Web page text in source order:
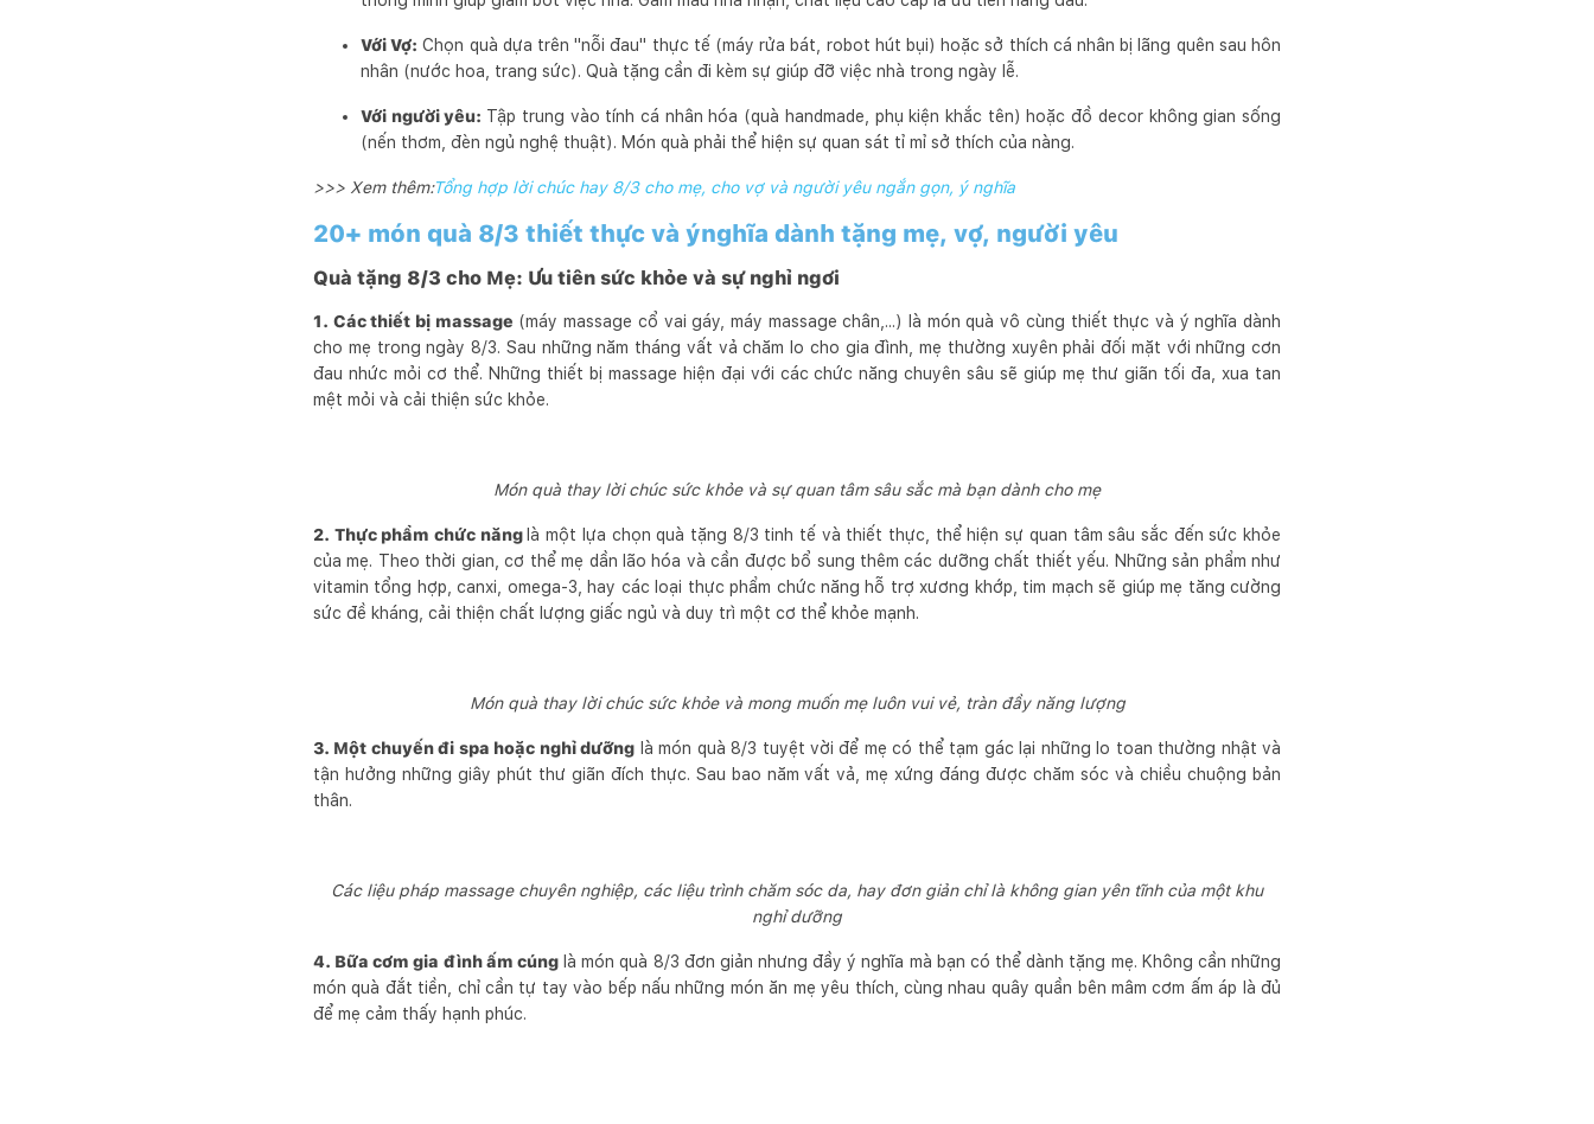
Với Vợ: Chọn quà dựa trên "nỗi đau" thực tế (máy rửa bát, robot hút bụi) hoặc sở thích cá nhân bị lãng quên sau hôn
nhân (nước hoa, trang sức). Quà tặng cần đi kèm sự giúp đỡ việc nhà trong ngày lễ.
Với người yêu: Tập trung vào tính cá nhân hóa (quà handmade, phụ kiện khắc tên) hoặc đồ decor không gian sống
(nến thơm, đèn ngủ nghệ thuật). Món quà phải thể hiện sự quan sát tỉ mỉ sở thích của nàng.
>>> Xem thêm:Tổng hợp lời chúc hay 8/3 cho mẹ, cho vợ và người yêu ngắn gọn, ý nghĩa
20+ món quà 8/3 thiết thực và ýnghĩa dành tặng mẹ, vợ, người yêu
Quà tặng 8/3 cho Mẹ: Ưu tiên sức khỏe và sự nghỉ ngơi
1. Các thiết bị massage (máy massage cổ vai gáy, máy massage chân,...) là món quà vô cùng thiết thực và ý nghĩa dành
cho mẹ trong ngày 8/3. Sau những năm tháng vất vả chăm lo cho gia đình, mẹ thường xuyên phải đối mặt với những cơn
đau nhức mỏi cơ thể. Những thiết bị massage hiện đại với các chức năng chuyên sâu sẽ giúp mẹ thư giãn tối đa, xua tan
mệt mỏi và cải thiện sức khỏe.
Món quà thay lời chúc sức khỏe và sự quan tâm sâu sắc mà bạn dành cho mẹ
2. Thực phẩm chức năng là một lựa chọn quà tặng 8/3 tinh tế và thiết thực, thể hiện sự quan tâm sâu sắc đến sức khỏe
của mẹ. Theo thời gian, cơ thể mẹ dần lão hóa và cần được bổ sung thêm các dưỡng chất thiết yếu. Những sản phẩm như
vitamin tổng hợp, canxi, omega-3, hay các loại thực phẩm chức năng hỗ trợ xương khớp, tim mạch sẽ giúp mẹ tăng cường
sức đề kháng, cải thiện chất lượng giấc ngủ và duy trì một cơ thể khỏe mạnh.
Món quà thay lời chúc sức khỏe và mong muốn mẹ luôn vui vẻ, tràn đầy năng lượng
3. Một chuyến đi spa hoặc nghỉ dưỡng là món quà 8/3 tuyệt vời để mẹ có thể tạm gác lại những lo toan thường nhật và
tận hưởng những giây phút thư giãn đích thực. Sau bao năm vất vả, mẹ xứng đáng được chăm sóc và chiều chuộng bản
thân.
Các liệu pháp massage chuyên nghiệp, các liệu trình chăm sóc da, hay đơn giản chỉ là không gian yên tĩnh của một khu
nghỉ dưỡng
4. Bữa cơm gia đình ấm cúnglà món quà 8/3 đơn giản nhưng đầy ý nghĩa mà bạn có thể dành tặng mẹ. Không cần những
món quà đắt tiền, chỉ cần tự tay vào bếp nấu những món ăn mẹ yêu thích, cùng nhau quây quần bên mâm cơm ấm áp là đủ
để mẹ cảm thấy hạnh phúc.